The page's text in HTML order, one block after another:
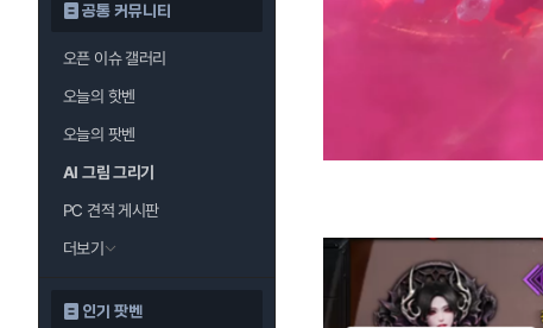
공통 커뮤니티
오픈 이슈 갤러리
오늘의 핫벤
오늘의 팟벤
AI 그림 그리기
PC 견적 게시판
더보기
인기 팟벤